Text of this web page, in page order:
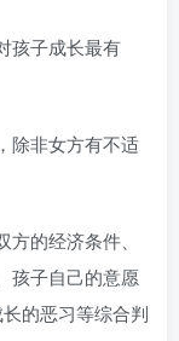
子成长最有
非女方有不适
的经济条件、
孩子自己的意愿
的恶习等综合判